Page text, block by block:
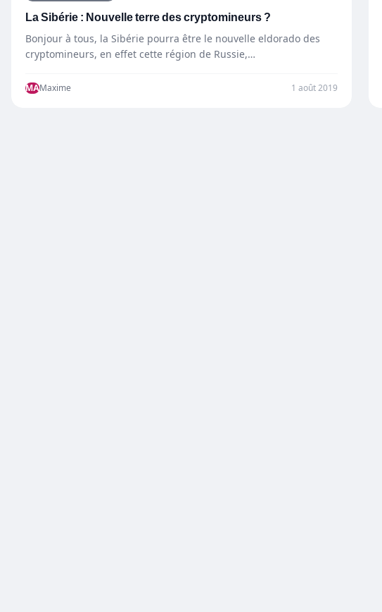
La Sibérie : Nouvelle terre des cryptomineurs ?
Bonjour à tous, la Sibérie pourra être le nouvelle eldorado des
cryptomineurs, en effet cette région de Russie,…
MAMaxime 1 août 2019